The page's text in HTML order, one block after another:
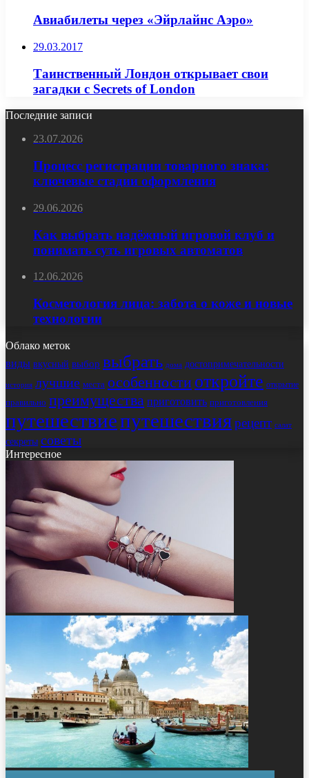
Авиабилеты через «Эйрлайнс Аэро»
29.03.2017
Таинственный Лондон открывает свои
загадки с Secrets of London
Последние записи
23.07.2026
Процесс регистрации товарного знака:
ключевые стадии оформления
29.06.2026
Как выбрать надёжный игровой клуб и
понимать суть игровых автоматов
12.06.2026
Косметология лица: забота о коже и новые
технологии
Облако меток
виды вкусный выбор выбрать дома достопримечательности
история лучшие места особенности откройте открытие
правильно преимущества приготовить приготовления
путешествиепутешествиярецепт салат
секреты советы
Интересное